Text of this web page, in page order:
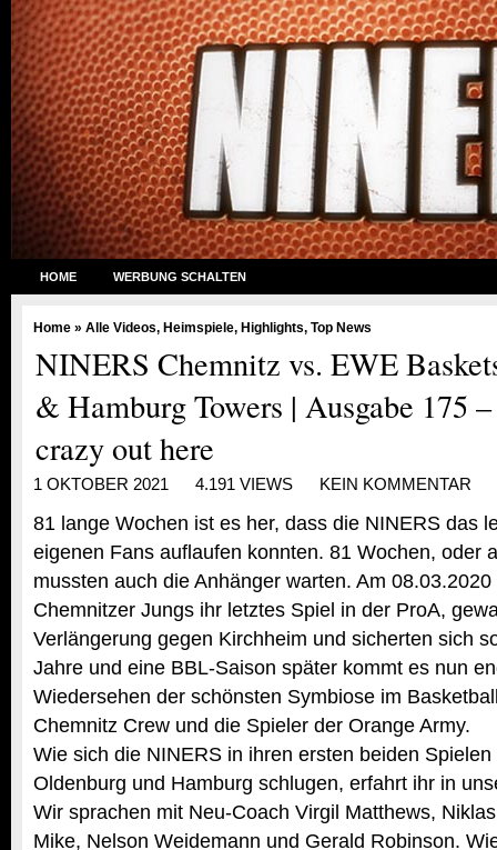
HOME WERBUNG SCHALTEN
Home » Alle Videos, Heimspiele, Highlights, Top News
NINERS Chemnitz vs. EWE
& Hamburg Towers | Ausgabe 175
crazy out here
1 OKTOBER 2021 4.191 VIEWS KEIN KOMMENTAR
81 lange Wochen ist es her, dass die NINERS das
eigenen Fans auflaufen konnten. 81 Wochen, oder
mussten auch die Anhänger warten. Am
Chemnitzer Jungs ihr letztes Spiel in der ProA,
Verlängerung gegen Kirchheim und sicherten sich
Jahre und eine BBL-Saison später kommt es nun
Wiedersehen der schönsten Symbiose im
Chemnitz Crew und die Spieler der Orange Army.
Wie sich die NINERS in ihren ersten beiden
Oldenburg und Hamburg schlugen, erfahrt ihr in
Wir sprachen mit Neu-Coach Virgil Matthews,
Mike, Nelson Weidemann und Gerald Robinson.